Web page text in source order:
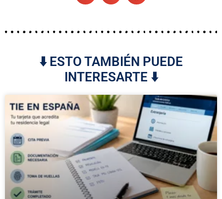
⬇️ ESTO TAMBIÉN PUEDE
INTERESARTE ⬇️